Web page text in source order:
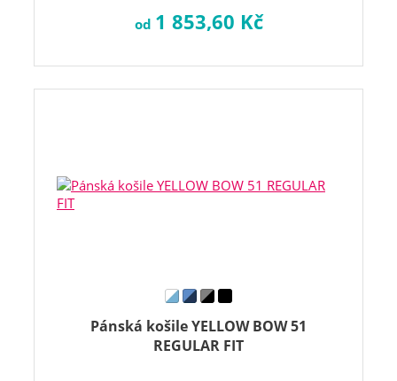
od 1 853,60 Kč
Pánská košile YELLOW BOW 51
REGULAR FIT